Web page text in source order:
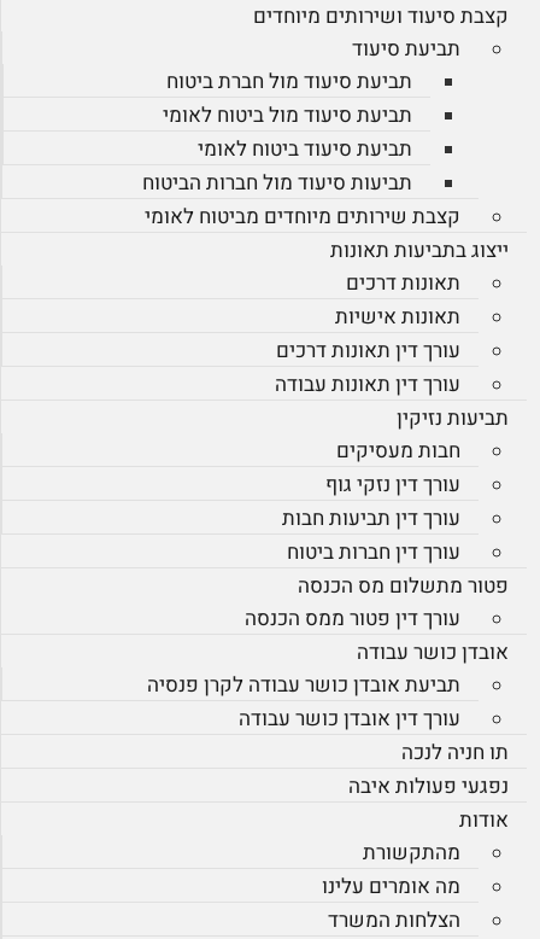
קצבת סיעוד ושירותים מיוחדים
תביעת סיעוד
תביעת סיעוד מול חברת ביטוח
תביעת סיעוד מול ביטוח לאומי
תביעת סיעוד ביטוח לאומי
תביעות סיעוד מול חברות הביטוח
קצבת שירותים מיוחדים מביטוח לאומי
ייצוג בתביעות תאונות
תאונות דרכים
תאונות אישיות
עורך דין תאונות דרכים
עורך דין תאונות עבודה
תביעות נזיקין
חבות מעסיקים
עורך דין נזקי גוף
עורך דין תביעות חבות
עורך דין חברות ביטוח
פטור מתשלום מס הכנסה
עורך דין פטור ממס הכנסה
אובדן כושר עבודה
תביעת אובדן כושר עבודה לקרן פנסיה
עורך דין אובדן כושר עבודה
תו חניה לנכה
נפגעי פעולות איבה
אודות
מהתקשורת
מה אומרים עלינו
הצלחות המשרד